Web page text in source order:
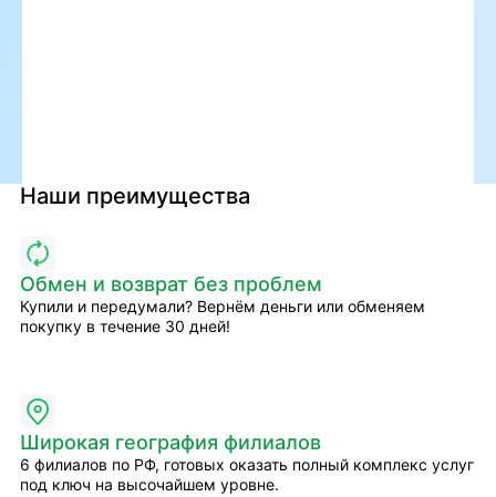
Наши преимущества
Обмен и возврат без проблем
Купили и передумали? Вернём деньги или обменяем
покупку в течение 30 дней!
Широкая география филиалов
6 филиалов по РФ, готовых оказать полный комплекс услуг
под ключ на высочайшем уровне.